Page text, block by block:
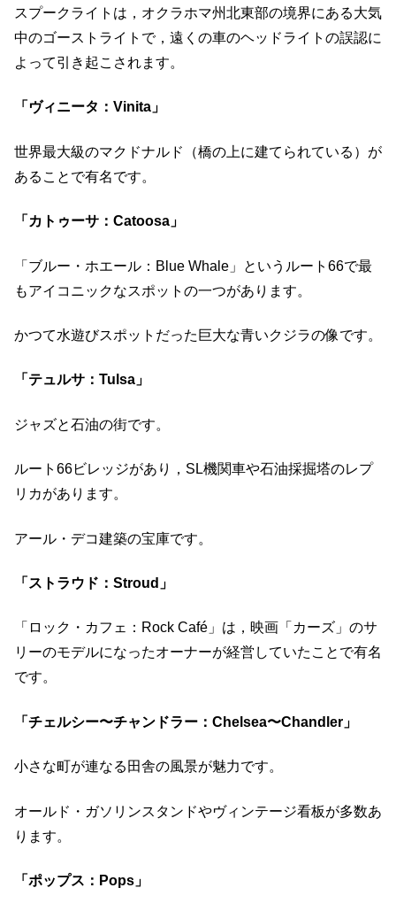
スプークライトは，オクラホマ州北東部の境界にある大気
中のゴーストライトで，遠くの車のヘッドライトの誤認に
よって引き起こされます。
「ヴィニータ：Vinita」
世界最大級のマクドナルド（橋の上に建てられている）が
あることで有名です。
「カトゥーサ：Catoosa」
「ブルー・ホエール：Blue Whale」というルート66で最
もアイコニックなスポットの一つがあります。
かつて水遊びスポットだった巨大な青いクジラの像です。
「テュルサ：Tulsa」
ジャズと石油の街です。
ルート66ビレッジがあり，SL機関車や石油採掘塔のレプ
リカがあります。
アール・デコ建築の宝庫です。
「ストラウド：Stroud」
「ロック・カフェ：Rock Café」は，映画「カーズ」のサ
リーのモデルになったオーナーが経営していたことで有名
です。
「チェルシー〜チャンドラー：Chelsea〜Chandler」
小さな町が連なる田舎の風景が魅力です。
オールド・ガソリンスタンドやヴィンテージ看板が多数あ
ります。
「ポップス：Pops」